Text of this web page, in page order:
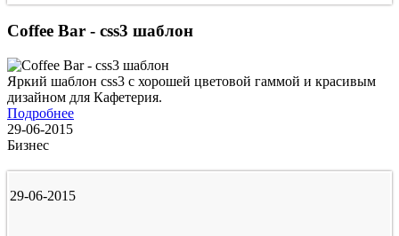
Coffee Bar - css3 шаблон
Яркий шаблон css3 с хорошей цветовой гаммой и красивым
дизайном для Кафетерия.
Подробнее
29-06-2015
Бизнес
29-06-2015